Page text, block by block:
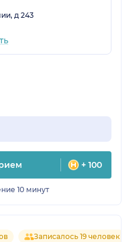
д 243
+ 100
10 минут
Записалось 19 человек